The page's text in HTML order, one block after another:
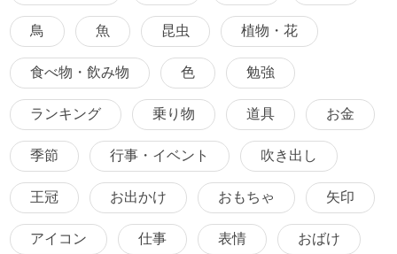
鳥 魚 昆虫 植物・花
食べ物・飲み物 色 勉強
ランキング 乗り物 道具 お金
季節 行事・イベント 吹き出し
王冠 お出かけ おもちゃ 矢印
アイコン 仕事 表情 おばけ